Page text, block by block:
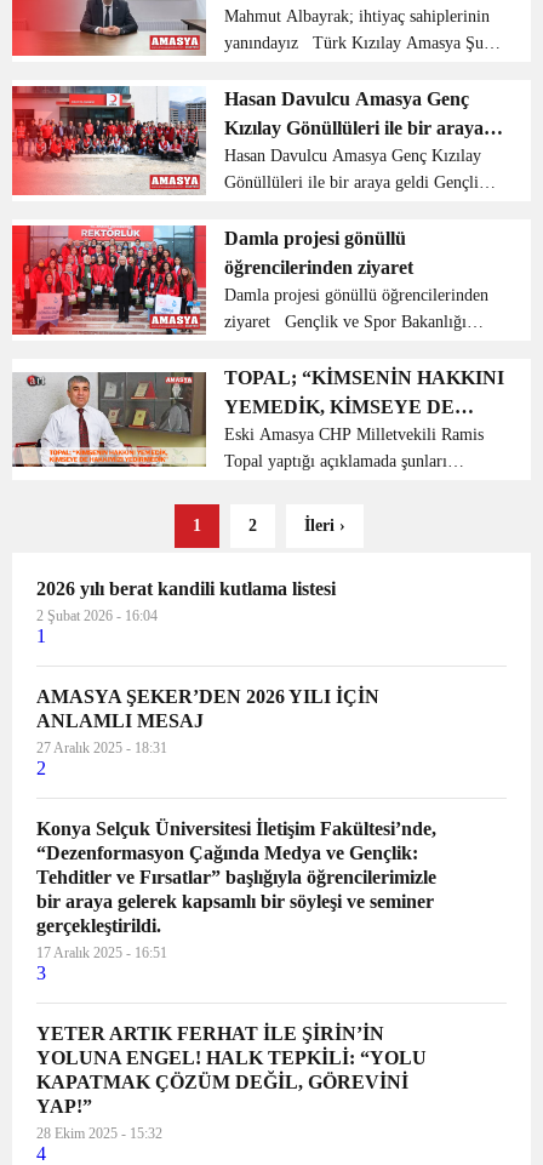
Amasya Üniversitesi...
Mahmut Albayrak; ihtiyaç sahiplerinin
yanındayız Türk Kızılay Amasya Şube
Ramazanda da her Ramazanda olduğu
gibi ihtiyaç sahiplerinin yanındayız’’
dedi. Ramazan ay...
Hasan Davulcu Amasya Genç
Kızılay Gönüllüleri ile bir araya
geldi
Hasan Davulcu Amasya Genç Kızılay
Gönüllüleri ile bir araya geldi Gençlik
Denetim Başkanı Hasan Davulcu,
Amasya Genç Kızılay gönüllüleri ile bir
araya gelerek sohbet ger...
Damla projesi gönüllü
öğrencilerinden ziyaret
Damla projesi gönüllü öğrencilerinden
ziyaret Gençlik ve Spor Bakanlığı
illerinden gelen öğrenciler Amasya
Üniversitesi Rektörü Prof. Dr.
Süleyman Elmacı’ yı ...
TOPAL; “KİMSENİN HAKKINI
YEMEDİK, KİMSEYE DE
HAKKIMIZI YEDİRMEDİK”
Eski Amasya CHP Milletvekili Ramis
Topal yaptığı açıklamada şunları
Büyükşehir Belediye Başkan Adayımız
1 2 İleri ›
2026 yılı berat kandili kutlama listesi
2 Şubat 2026 - 16:04
1
AMASYA ŞEKER’DEN 2026 YILI İÇİN
ANLAMLI MESAJ
27 Aralık 2025 - 18:31
2
Konya Selçuk Üniversitesi İletişim Fakültesi’nde,
“Dezenformasyon Çağında Medya ve Gençlik:
Tehditler ve Fırsatlar” başlığıyla öğrencilerimizle
bir araya gelerek kapsamlı bir söyleşi ve seminer
gerçekleştirildi.
17 Aralık 2025 - 16:51
3
YETER ARTIK FERHAT İLE ŞİRİN’İN
YOLUNA ENGEL! HALK TEPKİLİ: “YOLU
KAPATMAK ÇÖZÜM DEĞİL, GÖREVİNİ
YAP!”
28 Ekim 2025 - 15:32
4